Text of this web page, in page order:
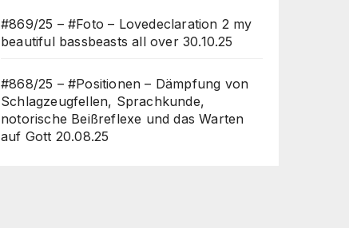
#869/25 – #Foto – Lovedeclaration 2 my
beautiful bassbeasts all over 30.10.25
#868/25 – #Positionen – Dämpfung von
Schlagzeugfellen, Sprachkunde,
notorische Beißreflexe und das Warten
auf Gott 20.08.25